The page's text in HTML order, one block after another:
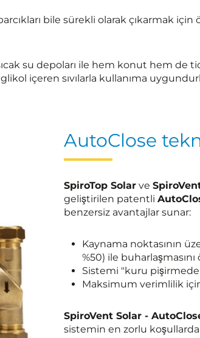
bile sürekli olarak çıkarmak
su depoları ile hem konut hem
içeren sıvılarla kullanıma
AutoClose
SpiroTop Solar ve
geliştirilen patentli
benzersiz avantajlar sunar:
Kaynama noktasının
%50) ile buharlaşmasını
Sistemi "kuru
Maksimum verimlilik
SpiroVent Solar -
sistemin en zorlu koşullarda